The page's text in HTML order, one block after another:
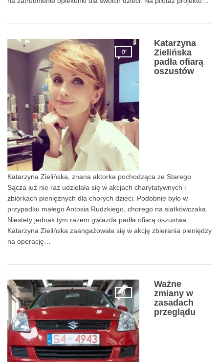
0
Katarzyna
Zielińska
padła ofiarą
oszustów
Katarzyna Zielińska, znana aktorka pochodząca ze Starego
Sącza już nie raz udzielała się w akcjach charytatywnych i
zbiórkach pieniężnych dla chorych dzieci. Podobnie było w
przypadku małego Antosia Rudzkiego, chorego na siatkówczaka.
Niestety jednak tym razem gwiazda padła ofiarą oszustwa.
Katarzyna Zielińska zaangażowała się w akcję zbierania pieniędzy
na operację…
0
Ważne
zmiany w
zasadach
przeglądu